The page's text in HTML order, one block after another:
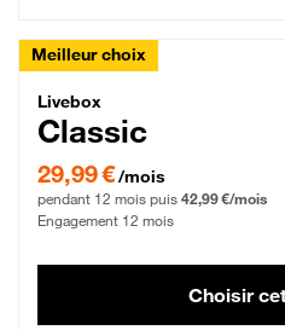
Meilleur choix
Livebox Classic
Livebox
Classic
29,99 € par mois pendant 12 mois
29,99 €/mois
pendant 12 mois puis 42,99 €/mois
Engagement 12 mois
Choisir